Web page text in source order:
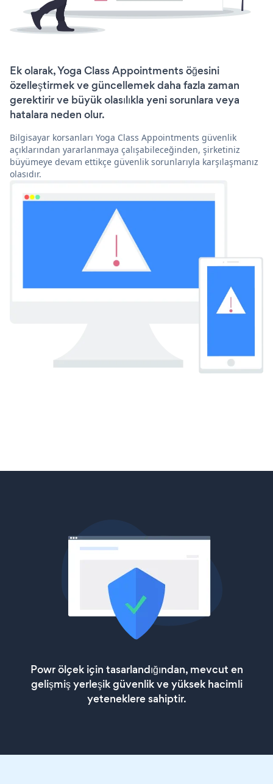
Ek olarak, Yoga Class Appointments öğesini
özelleştirmek ve güncellemek daha fazla zaman
gerektirir ve büyük olasılıkla yeni sorunlara veya
hatalara neden olur.
Bilgisayar korsanları Yoga Class Appointments güvenlik
açıklarından yararlanmaya çalışabileceğinden, şirketiniz
büyümeye devam ettikçe güvenlik sorunlarıyla karşılaşmanız
olasıdır.
Powr ölçek için tasarlandığından, mevcut en
gelişmiş yerleşik güvenlik ve yüksek hacimli
yeteneklere sahiptir.